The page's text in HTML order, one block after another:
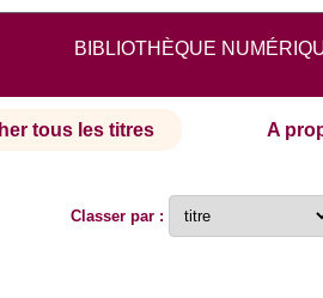
BIBLIOTHÈQUE
tous les titres A
Classer par :